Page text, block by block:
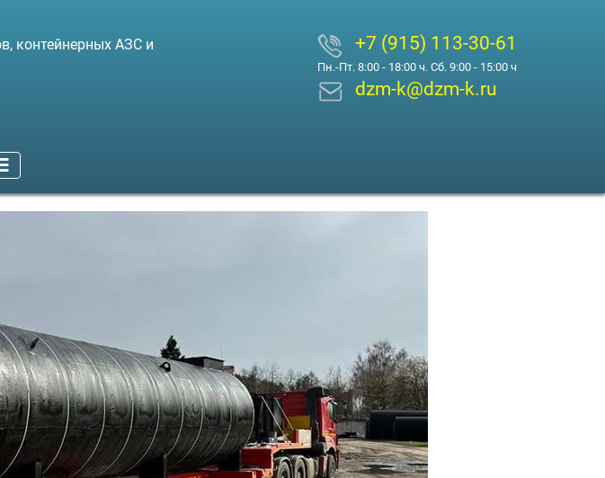
контейнерных АЗС и
+7 (915) 113-30-61
Пн.-Пт. 8:00 - 18:00 ч. Сб. 9:00 - 15:00 ч
dzm-k@dzm-k.ru